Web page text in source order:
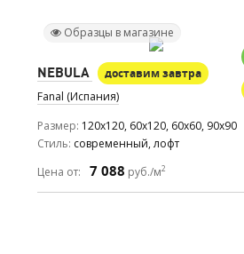
Образцы в магазине
NEBULA
доставим завтра
Fanal (Испания)
Размер 120x120, 60x120, 60x60, 90x90
Стиль современный, лофт
Цена от:
7 088 руб./м2